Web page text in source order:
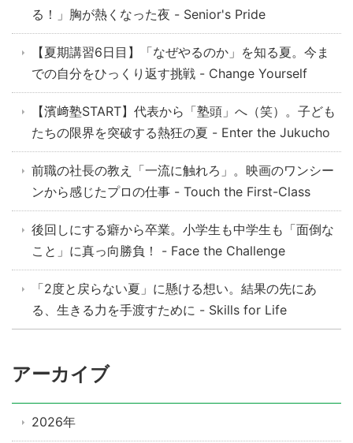
る！」胸が熱くなった夜 - Senior's Pride
【夏期講習6日目】「なぜやるのか」を知る夏。今ま
での自分をひっくり返す挑戦 - Change Yourself
【濱﨑塾START】代表から「塾頭」へ（笑）。子ども
たちの限界を突破する熱狂の夏 - Enter the Jukucho
前職の社長の教え「一流に触れろ」。映画のワンシー
ンから感じたプロの仕事 - Touch the First-Class
後回しにする癖から卒業。小学生も中学生も「面倒な
こと」に真っ向勝負！ - Face the Challenge
「2度と戻らない夏」に懸ける想い。結果の先にあ
る、生きる力を手渡すために - Skills for Life
アーカイブ
2026年